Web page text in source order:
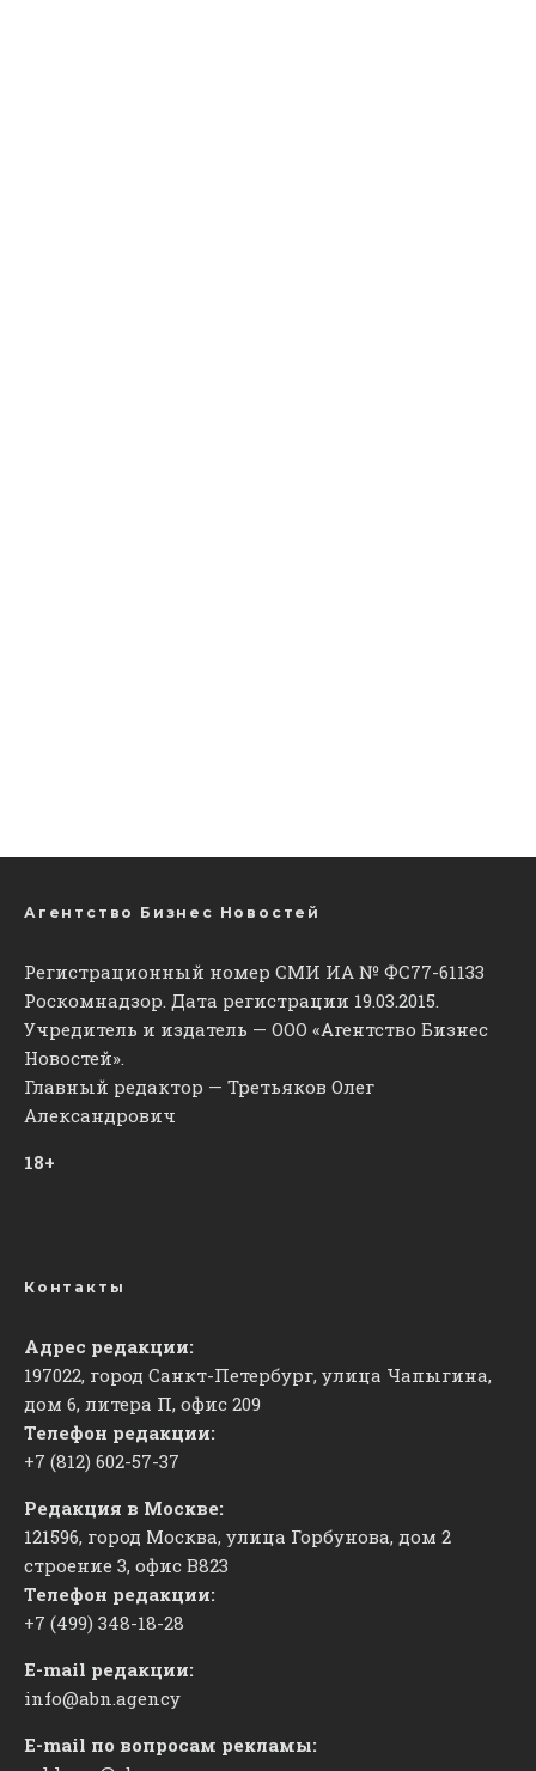
Агентство Бизнес Новостей
Регистрационный номер СМИ ИА № ФС77-61133
Роскомнадзор. Дата регистрации 19.03.2015.
Учредитель и издатель — ООО «Агентство Бизнес
Новостей».
Главный редактор — Третьяков Олег
Александрович
18+
Контакты
Адрес редакции:
197022, город Санкт-Петербург, улица Чапыгина,
дом 6, литера П, офис 209
Телефон редакции:
+7 (812) 602-57-37
Редакция в Москве:
121596, город Москва, улица Горбунова, дом 2
строение 3, офис ​В823
Телефон редакции:
+7 (499) 348-18-28
E-mail редакции:
info@abn.agency
E-mail по вопросам рекламы: